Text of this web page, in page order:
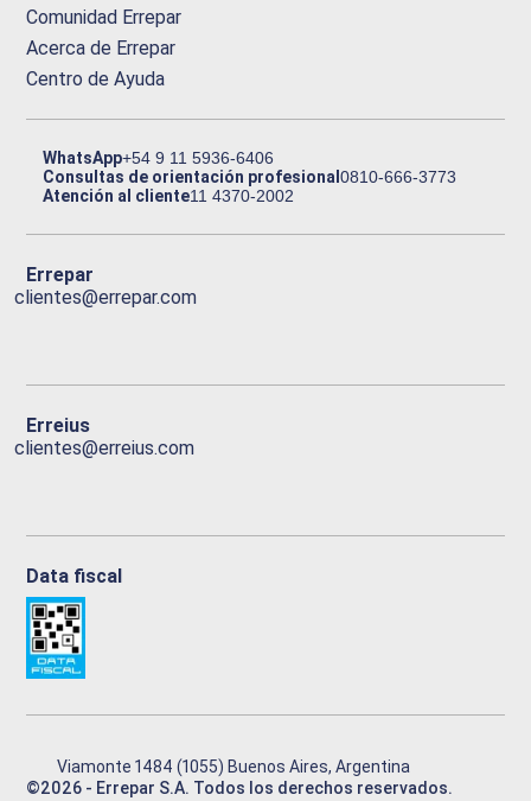
Comunidad Errepar
Acerca de Errepar
Centro de Ayuda
WhatsApp+54 9 11 5936-6406
Consultas de orientación profesional0810-666-3773
Atención al cliente11 4370-2002
Errepar
clientes@errepar.com
Erreius
clientes@erreius.com
Data fiscal
Viamonte 1484 (1055) Buenos Aires, Argentina
©2026 - Errepar S.A. Todos los derechos reservados.